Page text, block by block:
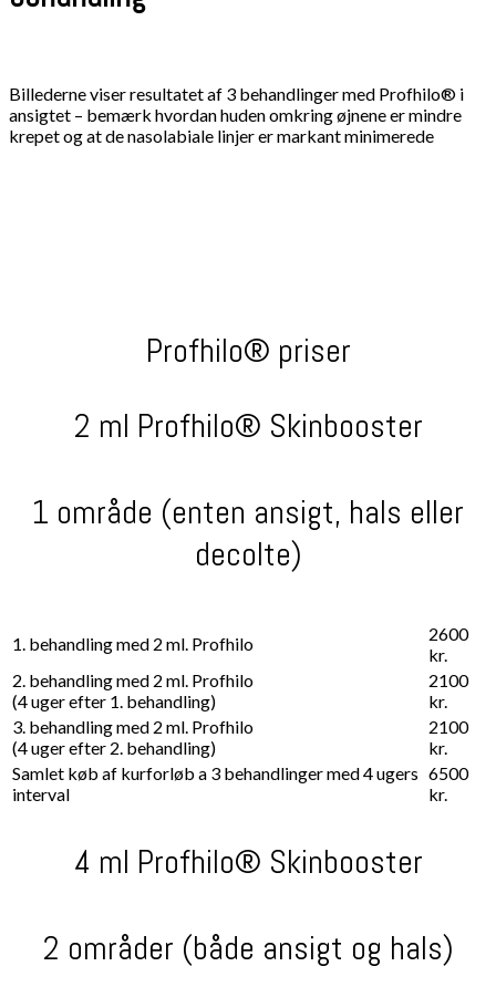
Billederne viser resultatet af 3 behandlinger med Profhilo® i
ansigtet – bemærk hvordan huden omkring øjnene er mindre
krepet og at de nasolabiale linjer er markant minimerede​​
Profhilo® priser
2 ml Profhilo® Skinbooster
1 område (enten ansigt, hals eller
decolte)
1. behandling med 2 ml. Profhilo
2600
kr.
2. behandling med ​2 ml. Profhilo
(4 uger efter 1. behandling)
2100
kr.
3. behandling med ​2 ml. Profhilo
(4 uger efter 2. behandling)
2100
kr.
Samlet køb af kurforløb a 3 behandlinger med 4 ugers
interval
6500
kr.
4 ml Profhilo® Skinbooster
2 områder (både ansigt og hals)